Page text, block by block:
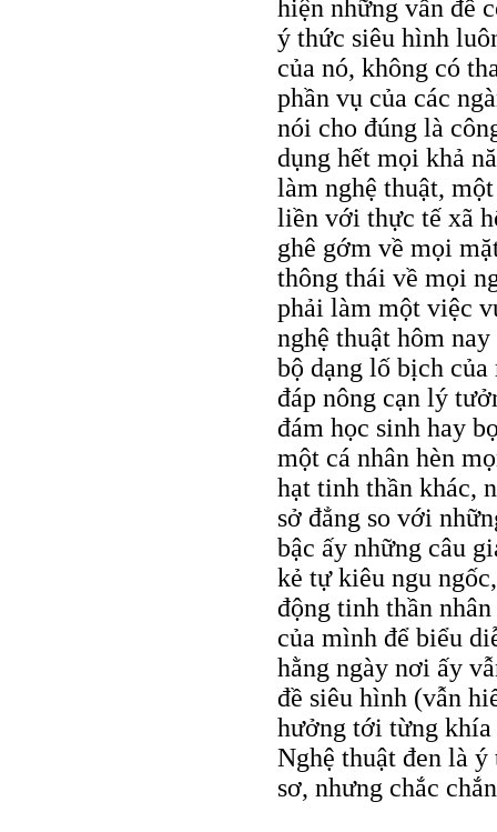
hiện những vấn đề
ý thức siêu hình
của nó, không có
phần vụ của các
nói cho đúng là
dụng hết mọi khả
làm nghệ thuật,
liền với thực tế xã
ghê gớm về mọi
thông thái về mọi
phải làm một việc
nghệ thuật hôm
bộ dạng lố bịch
đáp nông cạn lý
đám học sinh hay
một cá nhân hèn
hạt tinh thần khác,
sở đẳng so với
bậc ấy những câu
kẻ tự kiêu ngu
động tinh thần
của mình để biểu
hằng ngày nơi ấy
đề siêu hình (vẫn
hưởng tới từng khía
Nghệ thuật đen là
sơ, nhưng chắc